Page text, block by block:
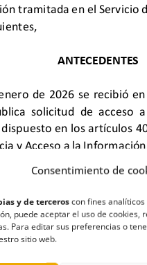
Consentimiento de
y de terceroscon fines
puede aceptar el uso de
Para editar sus preferencias o
sitio web.
Pública,Estimatoria,